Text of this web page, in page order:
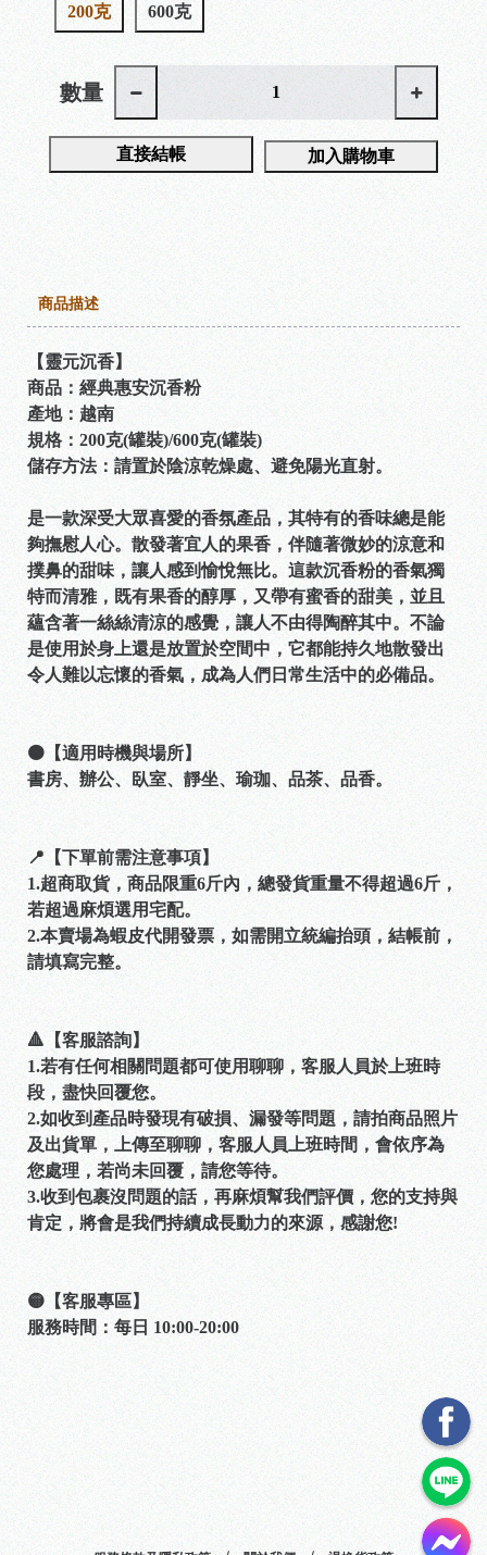
200克 600克
數量
直接結帳 加入購物車
商品描述
【靈元沉香】
商品：經典惠安沉香粉
產地：越南
規格：200克(罐裝)/600克(罐裝)
儲存方法：請置於陰涼乾燥處、避免陽光直射。
是一款深受大眾喜愛的香氛產品，其特有的香味總是能
夠撫慰人心。散發著宜人的果香，伴隨著微妙的涼意和
撲鼻的甜味，讓人感到愉悅無比。這款沉香粉的香氣獨
特而清雅，既有果香的醇厚，又帶有蜜香的甜美，並且
蘊含著一絲絲清涼的感覺，讓人不由得陶醉其中。不論
是使用於身上還是放置於空間中，它都能持久地散發出
令人難以忘懷的香氣，成為人們日常生活中的必備品。
🟠【適用時機與場所】
書房、辦公、臥室、靜坐、瑜珈、品茶、品香。
📍【下單前需注意事項】
1.超商取貨，商品限重6斤內，總發貨重量不得超過6斤，
若超過麻煩選用宅配。
2.本賣場為蝦皮代開發票，如需開立統編抬頭，結帳前，
請填寫完整。
🔺【客服諮詢】
1.若有任何相關問題都可使用聊聊，客服人員於上班時
段，盡快回覆您。
2.如收到產品時發現有破損、漏發等問題，請拍商品照片
及出貨單，上傳至聊聊，客服人員上班時間，會依序為
您處理，若尚未回覆，請您等待。
3.收到包裹沒問題的話，再麻煩幫我們評價，您的支持與
肯定，將會是我們持續成長動力的來源，感謝您!
🟡【客服專區】
服務時間：每日 10:00-20:00